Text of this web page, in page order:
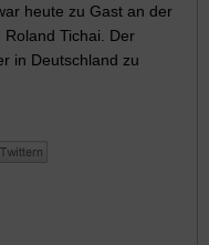
heute zu Gast an der
Tichai. Der
in Deutschland zu